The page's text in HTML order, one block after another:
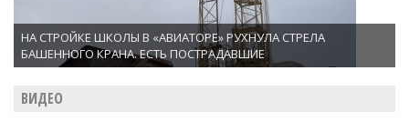
НА СТРОЙКЕ ШКОЛЫ В «АВИАТОРЕ» РУХНУЛА СТРЕЛА
БАШЕННОГО КРАНА. ЕСТЬ ПОСТРАДАВШИЕ
ВИДЕО